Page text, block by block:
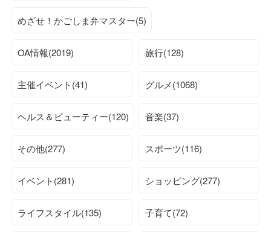
めざせ！かごしま弁マスター(5)
OA情報(2019) 旅行(128)
主催イベント(41) グルメ(1068)
ヘルス＆ビューティー(120) 音楽(37)
その他(277) スポーツ(116)
イベント(281) ショッピング(277)
ライフスタイル(135) 子育て(72)